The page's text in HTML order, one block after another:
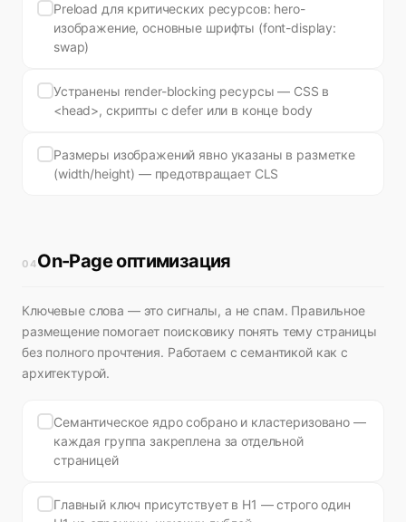
Preload для критических ресурсов: hero-
изображение, основные шрифты (font-display:
swap)
Устранены render-blocking ресурсы — CSS в
<head>, скрипты с defer или в конце body
Размеры изображений явно указаны в разметке
(width/height) — предотвращает CLS
04On-Page оптимизация
Ключевые слова — это сигналы, а не спам. Правильное
размещение помогает поисковику понять тему страницы
без полного прочтения. Работаем с семантикой как с
архитектурой.
Семантическое ядро собрано и кластеризовано —
каждая группа закреплена за отдельной
страницей
Главный ключ присутствует в H1 — строго один